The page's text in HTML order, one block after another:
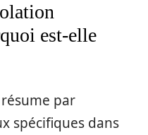
est-elle
par
spécifiques dans